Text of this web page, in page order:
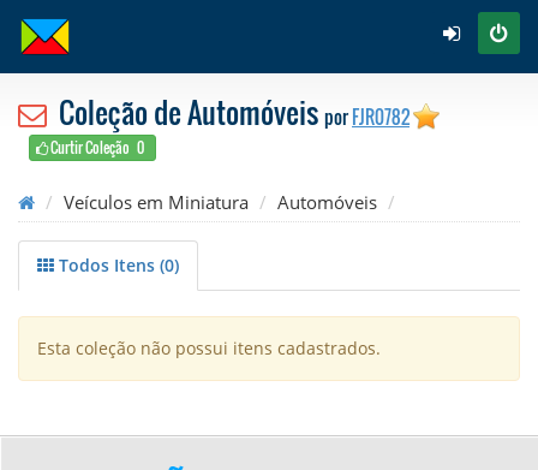
Coleção de Automóveis porFJR0782
Curtir Coleção 0
Veículos em Miniatura Automóveis
Todos Itens (0)
Esta coleção não possui itens cadastrados.